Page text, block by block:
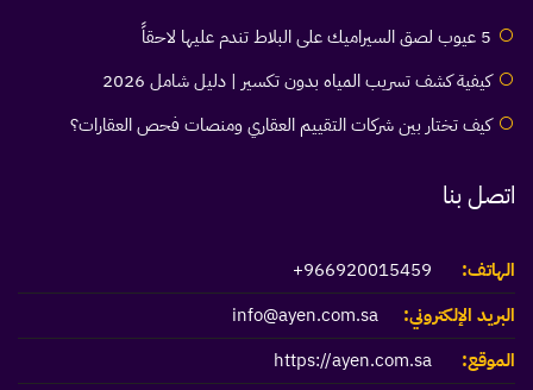
5 عيوب لصق السيراميك على البلاط تندم عليها لاحقاً
كيفية كشف تسريب المياه بدون تكسير | دليل شامل 2026
كيف تختار بين شركات التقييم العقاري ومنصات فحص العقارات؟
اتصل بنا
الهاتف:
966920015459+
البريد الإلكتروني:
info@ayen.com.sa
الموقع:
https://ayen.com.sa